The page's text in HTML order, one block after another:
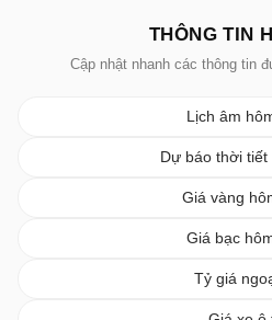
THÔNG TIN
Cập nhật nhanh các thông tin
Lịch âm
Dự báo thời tiết
Giá vàng
Giá bạc
Tỷ giá